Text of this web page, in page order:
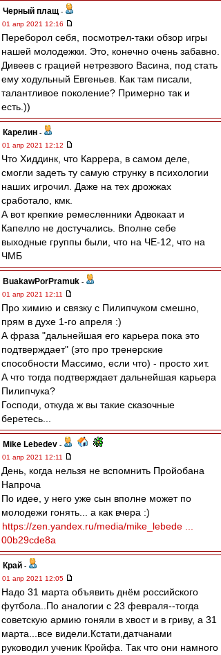
Черный плащ -
01 апр 2021 12:16
Переборол себя, посмотрел-таки обзор игры
нашей молодежки. Это, конечно очень забавно.
Дивеев с грацией нетрезвого Васина, под стать
ему ходульный Евгеньев. Как там писали,
талантливое поколение? Примерно так и
есть.))
Карелин -
01 апр 2021 12:12
Что Хиддинк, что Каррера, в самом деле,
смогли задеть ту самую струнку в психологии
наших игрочил. Даже на тех дрожжах
сработало, кмк.
А вот крепкие ремесленники Адвокаат и
Капелло не достучались. Вполне себе
выходные группы были, что на ЧЕ-12, что на
ЧМБ
BuakawPorPramuk -
01 апр 2021 12:11
Про химию и связку с Пилипчуком смешно,
прям в духе 1-го апреля :)
А фраза "дальнейшая его карьера пока это
подтверждает" (это про тренерские
способности Массимо, если что) - просто хит.
А что тогда подтверждает дальнейшая карьера
Пилипчука?
Господи, откуда ж вы такие сказочные
беретесь...
Mike Lebedev -
01 апр 2021 12:11
День, когда нельзя не вспомнить Пройобана
Напроча
По идее, у него уже сын вполне может по
молодежи гонять... а как вчера :)
https://zen.yandex.ru/media/mike_lebede ...
00b29cde8a
Край -
01 апр 2021 12:05
Надо 31 марта объявить днём российского
футбола..По аналогии с 23 февраля--тогда
советскую армию гоняли в хвост и в гриву, а 31
марта...все видели.Кстати,датчанами
руководил ученик Кройфа. Так что они намного